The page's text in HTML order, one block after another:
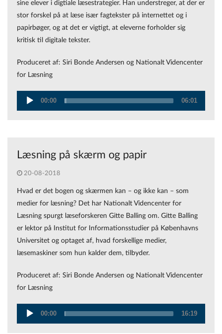
sine elever i digtiale læsestrategier. Han understreger, at der er
stor forskel på at læse især fagtekster på internettet og i
papirbøger, og at det er vigtigt, at eleverne forholder sig
kritisk til digitale tekster.
Produceret af: Siri Bonde Andersen og Nationalt Videncenter
for Læsning
Audio
00:00 06:01
Læsning på skærm og papir
20-08-2018
Hvad er det bogen og skærmen kan – og ikke kan – som
medier for læsning? Det har Nationalt Videncenter for
Læsning spurgt læseforskeren Gitte Balling om. Gitte Balling
er lektor på Institut for Informationsstudier på Københavns
Universitet og optaget af, hvad forskellige medier,
læsemaskiner som hun kalder dem, tilbyder.
Produceret af: Siri Bonde Andersen og Nationalt Videncenter
for Læsning
Audio
00:00 16:19